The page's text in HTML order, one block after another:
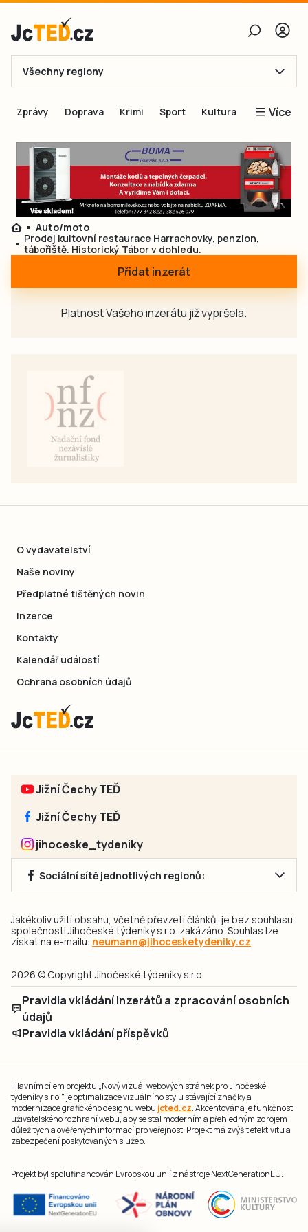
E-mail
Obnovit heslo
Přihlásit se
Ještě nemám účet, chci seRegistrovat
Všechny regiony
Zprávy Doprava Krimi Sport Kultura Více
Blogy
Inspirace
Čtenáři píší
Speciální přílohy
Auto/moto
Prodej kultovní restaurace Harrachovky, penzion,
tábořiště. Historický Tábor v dohledu.
Přidat inzerát
Platnost Vašeho inzerátu již vypršela.
O vydavatelství
Naše noviny
Předplatné tištěných novin
Inzerce
Kontakty
Kalendář událostí
Ochrana osobních údajů
Jižní Čechy TEĎ
Jižní Čechy TEĎ
jihoceske_tydeniky
Sociální sítě jednotlivých regionů:
Jakékoliv užití obsahu, včetně převzetí článků, je bez souhlasu
společnosti Jihočeské týdeníky s.r.o. zakázáno. Souhlas lze
získat na e-mailu: neumann@jihocesketydeniky.cz.
2026 © Copyright Jihočeské týdeníky s.r.o.
Pravidla vkládání Inzerátů a zpracování osobních
údajů
Pravidla vkládání příspěvků
Hlavním cílem projektu „Nový vizuál webových stránek pro Jihočeské
týdeníky s.r.o." je optimalizace vizuálního stylu stávající značky a
modernizace grafického designu webu jcted.cz. Akcentována je funkčnost
uživatelského rozhraní webu, aby se stal moderním a přehledným zdrojem
důležitých a ověřených informací pro veřejnost. Projekt má zvýšit efektivitu a
zabezpečení poskytovaných služeb.
Projekt byl spolufinancován Evropskou unií z nástroje NextGenerationEU.